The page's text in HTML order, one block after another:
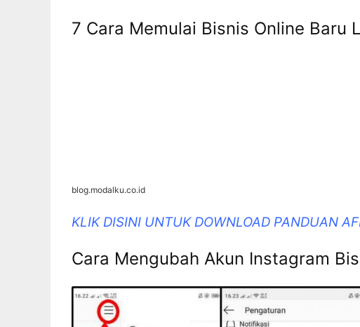
7 Cara Memulai Bisnis Online Baru
blog.modalku.co.id
KLIK DISINI UNTUK DOWNLOAD PANDUAN
Cara Mengubah Akun Instagram